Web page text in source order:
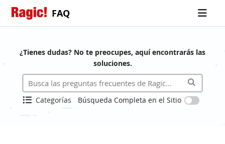
FAQ
¿Tienes dudas? No te preocupes, aquí encontrarás las
soluciones.
Categorías Búsqueda Completa en el Sitio